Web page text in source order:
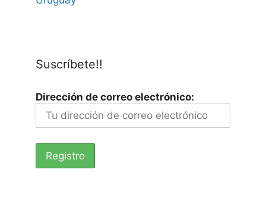
Suscríbete!!
Dirección de correo electrónico: